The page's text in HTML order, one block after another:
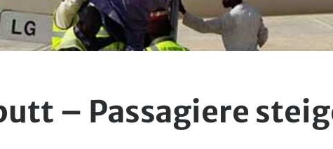
– Passagiere